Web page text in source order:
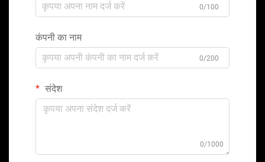
0/100
कंपनी का नाम
0/200
संदेश
0/1000